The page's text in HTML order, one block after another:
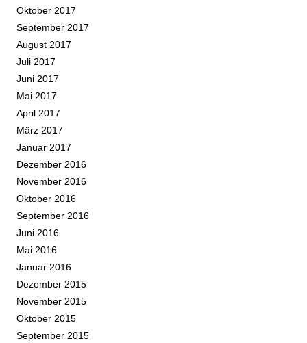
Oktober 2017
September 2017
August 2017
Juli 2017
Juni 2017
Mai 2017
April 2017
März 2017
Januar 2017
Dezember 2016
November 2016
Oktober 2016
September 2016
Juni 2016
Mai 2016
Januar 2016
Dezember 2015
November 2015
Oktober 2015
September 2015